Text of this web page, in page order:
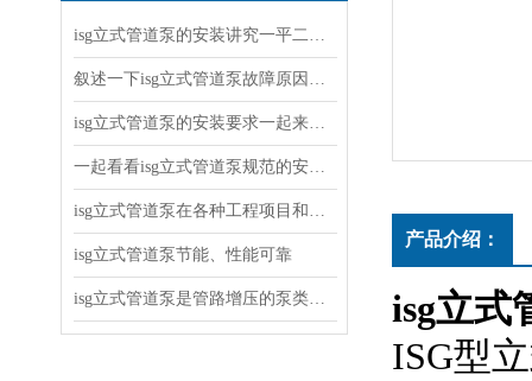
isg立式管道泵的安装讲究一平二稳三结实
叙述一下isg立式管道泵故障原因与排除方法
isg立式管道泵的安装要求一起来看看吧
一起看看isg立式管道泵规范的安装说明
isg立式管道泵在各种工程项目和工地建设中使用
isg立式管道泵节能、性能可靠
isg立式管道泵是管路增压的泵类产品
产品介绍：
isg立式
ISG型